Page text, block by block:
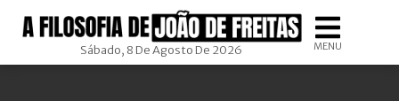
Sábado, 8 De Agosto De 2026 MENU